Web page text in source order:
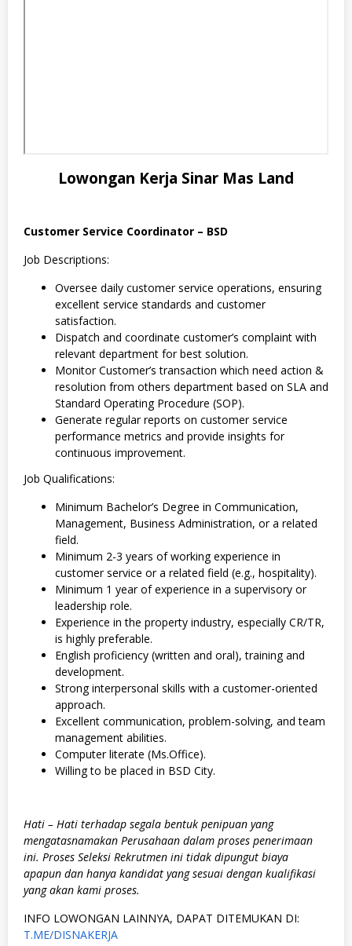
Lowongan Kerja Sinar Mas Land
Customer Service Coordinator – BSD
Job Descriptions:
Oversee daily customer service operations, ensuring
excellent service standards and customer
satisfaction.
Dispatch and coordinate customer’s complaint with
relevant department for best solution.
Monitor Customer’s transaction which need action &
resolution from others department based on SLA and
Standard Operating Procedure (SOP).
Generate regular reports on customer service
performance metrics and provide insights for
continuous improvement.
Job Qualifications:
Minimum Bachelor’s Degree in Communication,
Management, Business Administration, or a related
field.
Minimum 2-3 years of working experience in
customer service or a related field (e.g., hospitality).
Minimum 1 year of experience in a supervisory or
leadership role.
Experience in the property industry, especially CR/TR,
is highly preferable.
English proficiency (written and oral), training and
development.
Strong interpersonal skills with a customer-oriented
approach.
Excellent communication, problem-solving, and team
management abilities.
Computer literate (Ms.Office).
Willing to be placed in BSD City.
Hati – Hati terhadap segala bentuk penipuan yang
mengatasnamakan Perusahaan dalam proses penerimaan
ini. Proses Seleksi Rekrutmen ini tidak dipungut biaya
apapun dan hanya kandidat yang sesuai dengan kualifikasi
yang akan kami proses.
INFO LOWONGAN LAINNYA, DAPAT DITEMUKAN DI:
T.ME/DISNAKERJA